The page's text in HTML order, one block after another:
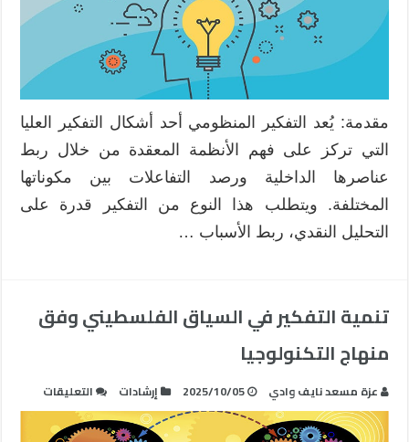
السياق
مغلقة
مقدمة: يُعد التفكير المنظومي أحد أشكال التفكير العليا
التي تركز على فهم الأنظمة المعقدة من خلال ربط
عناصرها الداخلية ورصد التفاعلات بين مكوناتها
المختلفة. ويتطلب هذا النوع من التفكير قدرة على
التحليل النقدي، ربط الأسباب …
تنمية التفكير في السياق الفلسطيني وفق
منهاج التكنولوجيا
عزة مسعد نايف وادي 2025/10/05 إرشادات التعليقات
تنمية